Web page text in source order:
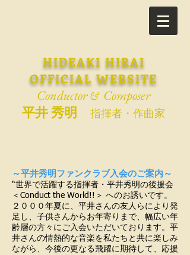
HIDEAKI HIRAI
OFFICIAL WEBSITE
Conductor& Composer
平井 秀明
指揮者・作曲家
～平井秀明ファンクラブ入会のご案内～
“世界で活躍する指揮者・平井秀明の後援会
＜Conduct the World!!＞ へのお誘いです。
２０００年夏に、平井さんの友人らにより発
足し、子供さんからお年寄りまで、幅広い年
齢層の方々にご入会いただいております。平
井さんの情熱的な音楽を私たちと共に楽しみ
ながら、今後の更なる飛躍に期待して、応援